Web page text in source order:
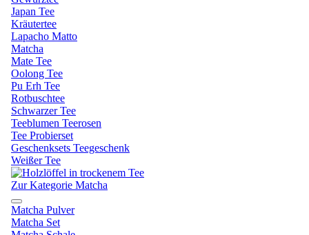
Japan Tee
Kräutertee
Lapacho Matto
Matcha
Mate Tee
Oolong Tee
Pu Erh Tee
Rotbuschtee
Schwarzer Tee
Teeblumen Teerosen
Tee Probierset
Geschenksets Teegeschenk
Weißer Tee
Zur Kategorie Matcha
Matcha Pulver
Matcha Set